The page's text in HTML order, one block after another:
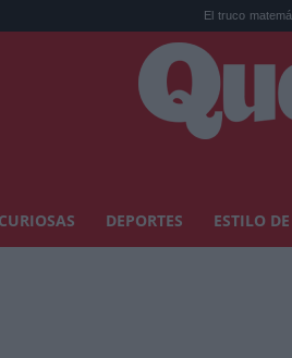
El truco matemático para ganar
CURIOSAS DEPORTES ESTILO